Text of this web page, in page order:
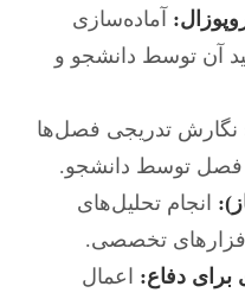
آماده‌سازی
آن توسط دانشجو و
نگارش تدریجی فصل‌ها
فصل توسط دانشجو.
انجام تحلیل‌های
تخصصی.
برای دفاع: اعمال